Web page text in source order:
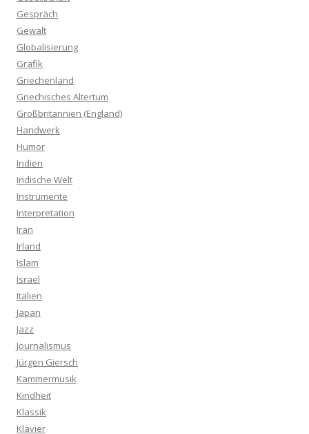
Gespräch
Gewalt
Globalisierung
Grafik
Griechenland
Griechisches Altertum
Großbritannien (England)
Handwerk
Humor
Indien
Indische Welt
Instrumente
Interpretation
Iran
Irland
Islam
Israel
Italien
Japan
Jazz
Journalismus
Jürgen Giersch
Kammermusik
Kindheit
Klassik
Klavier